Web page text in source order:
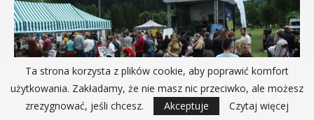
Ta strona korzysta z plików cookie, aby poprawić komfort
użytkowania. Zakładamy, że nie masz nic przeciwko, ale możesz
zrezygnować, jeśli chcesz.
Akceptuje Czytaj więcej